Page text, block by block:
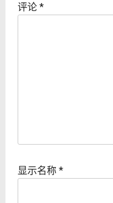
评论 *
显示名称 *